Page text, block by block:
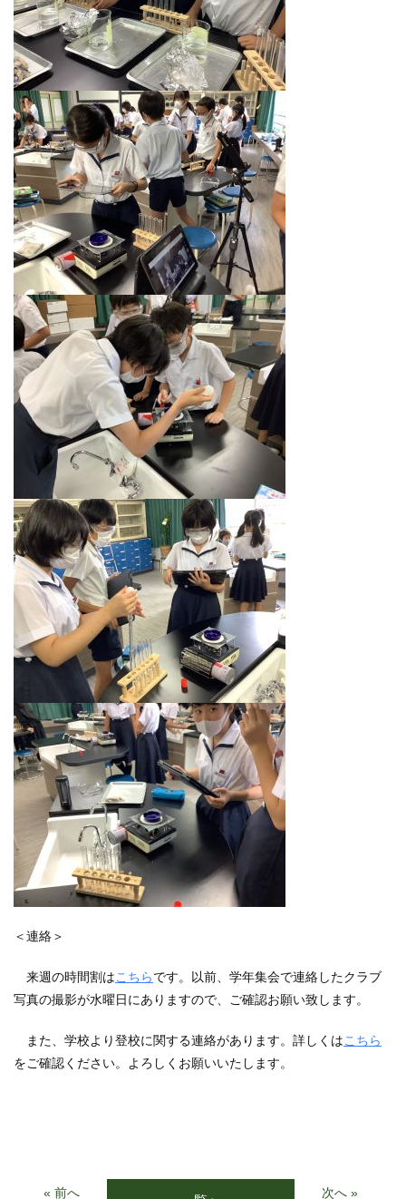
＜連絡＞
来週の時間割はこちらです。以前、学年集会で連絡したクラブ
写真の撮影が水曜日にありますので、ご確認お願い致します。
また、学校より登校に関する連絡があります。詳しくはこちら
をご確認ください。よろしくお願いいたします。
« 前へ 次へ »